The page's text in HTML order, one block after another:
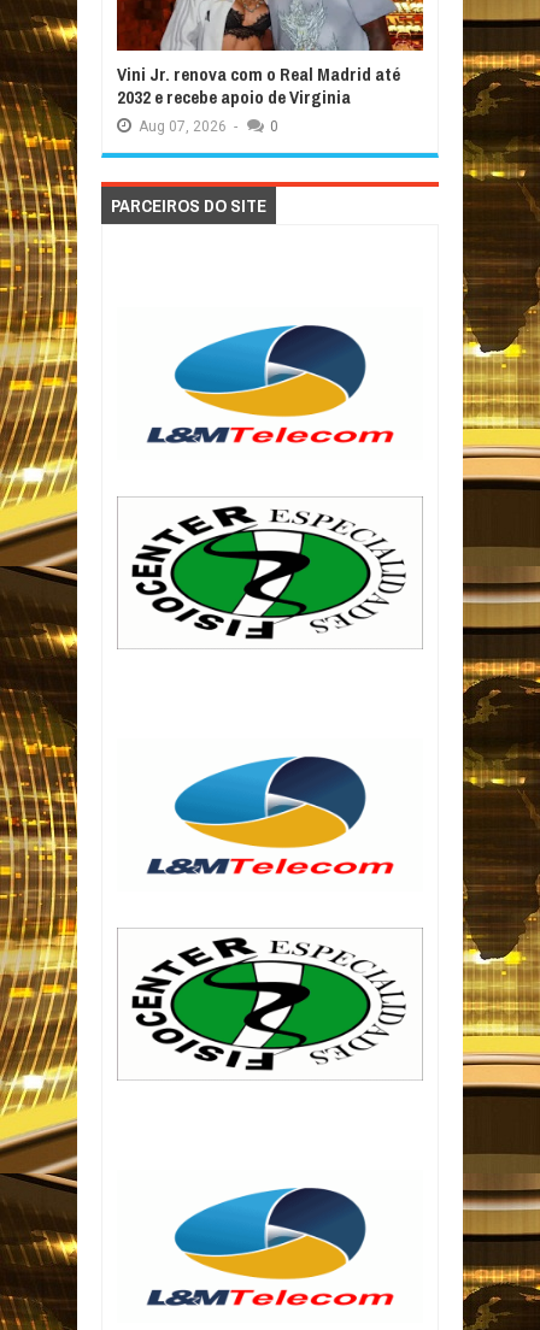
Vini Jr. renova com o Real Madrid até
2032 e recebe apoio de Virginia
Aug 07, 2026 - 0
PARCEIROS DO SITE